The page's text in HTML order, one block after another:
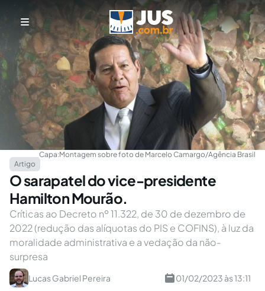
Capa:Montagem sobre foto de Marcelo Camargo/Agência Brasil
Artigo
O sarapatel do vice-presidente
Hamilton Mourão.
Críticas ao Decreto nº 11.322, de 30 de dezembro de
2022 (redução das alíquotas do PIS e COFINS), à luz da
moralidade administrativa e a vedação da não-
surpresa
Lucas Gabriel Pereira 01/02/2023 às 13:11